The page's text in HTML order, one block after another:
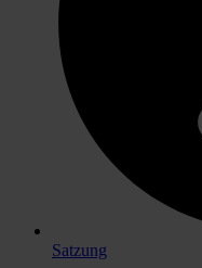
Satzung